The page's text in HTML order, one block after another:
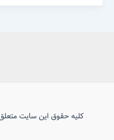
کلیه حقوق این سایت